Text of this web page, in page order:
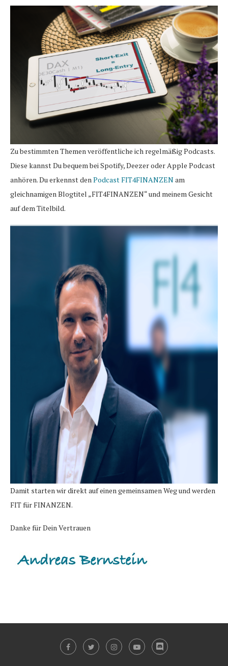
Zu bestimmten Themen veröffentliche ich regelmäßig Podcasts.
Diese kannst Du bequem bei Spotify, Deezer oder Apple Podcast
anhören. Du erkennst den Podcast FIT4FINANZENam
gleichnamigen Blogtitel „FIT4FINANZEN“ und meinem Gesicht
auf dem Titelbild.
Damit starten wir direkt auf einen gemeinsamen Weg und werden
FIT für FINANZEN.
Danke für Dein Vertrauen